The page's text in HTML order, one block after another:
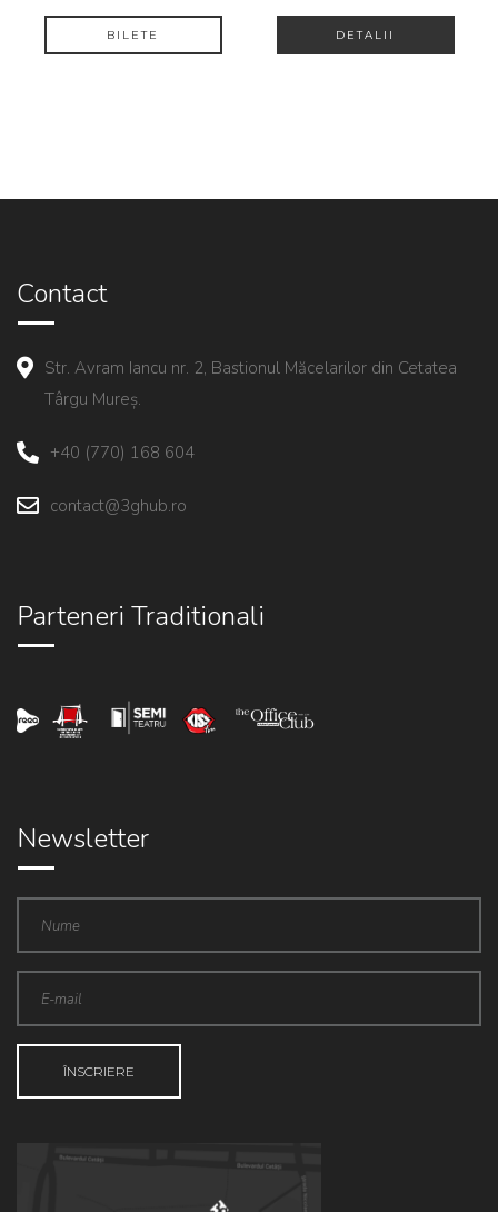
BILETE DETALII
Contact
Str. Avram Iancu nr. 2, Bastionul Măcelarilor din Cetatea
Târgu Mureș.
+40 (770) 168 604
contact@3ghub.ro
Parteneri Traditionali
Newsletter